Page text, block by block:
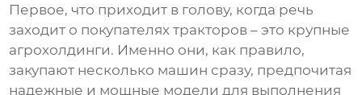
Первое, что приходит в голову, когда речь
заходит о покупателях тракторов – это крупные
агрохолдинги. Именно они, как правило,
закупают несколько машин сразу, предпочитая
надежные и мощные модели для выполнения